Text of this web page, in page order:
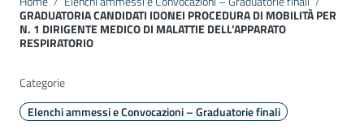
GRADUATORIA CANDIDATI IDONEI PROCEDURA DI MOBILITÀ PER
N. 1 DIRIGENTE MEDICO DI MALATTIE DELL’APPARATO
RESPIRATORIO
Categorie
Elenchi ammessi e Convocazioni – Graduatorie finali